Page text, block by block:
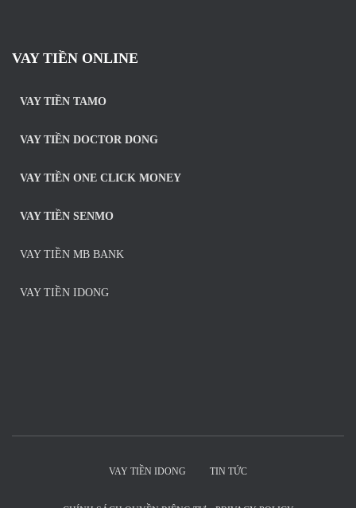
VAY TIỀN ONLINE
VAY TIỀN TAMO
VAY TIỀN DOCTOR DONG
VAY TIỀN ONE CLICK MONEY
VAY TIỀN SENMO
VAY TIỀN MB BANK
VAY TIỀN IDONG
VAY TIỀN IDONG TIN TỨC